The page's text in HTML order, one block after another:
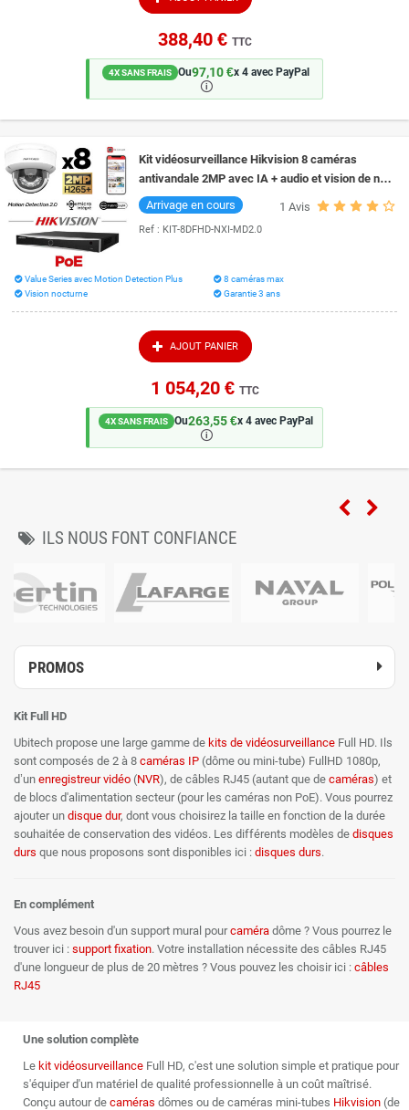
388,40 € TTC
4X SANS FRAIS Ou97,10 €x 4 avec PayPal
🛈
Kit vidéosurveillance Hikvision 8 caméras
antivandale 2MP avec IA + audio et vision de nuit
couleur 30 mètres Smart Hybrid Light
1 Avis
Arrivage en cours
Ref : KIT-8DFHD-NXI-MD2.0
Value Series avec Motion Detection Plus
Vision nocturne
8 caméras max
Garantie 3 ans
AJOUT PANIER
1 054,20 € TTC
4X SANS FRAIS Ou263,55 €x 4 avec PayPal
🛈
ILS NOUS FONT CONFIANCE
PROMOS
Kit Full HD
Ubitech propose une large gamme de kits de vidéosurveillance Full HD. Ils
sont composés de 2 à 8 caméras IP (dôme ou mini-tube) FullHD 1080p,
d’un enregistreur vidéo (NVR), de câbles RJ45 (autant que de caméras) et
de blocs d'alimentation secteur (pour les caméras non PoE). Vous pourrez
ajouter un disque dur, dont vous choisirez la taille en fonction de la durée
souhaitée de conservation des vidéos. Les différents modèles de disques
durs que nous proposons sont disponibles ici : disques durs.
En complément
Vous avez besoin d'un support mural pourcaméra dôme ? Vous pourrez le
trouver ici : support fixation. Votre installation nécessite des câbles RJ45
d'une longueur de plus de 20 mètres ? Vous pouvez les choisir ici : câbles
RJ45
Une solution complète
Le kit vidéosurveillance Full HD, c'est une solution simple et pratique pour
s'équiper d'un matériel de qualité professionnelle à un coût maîtrisé.
Conçu autour de caméras dômes ou de caméras mini-tubes Hikvision (de